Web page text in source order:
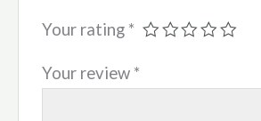
Your rating *
Your review *